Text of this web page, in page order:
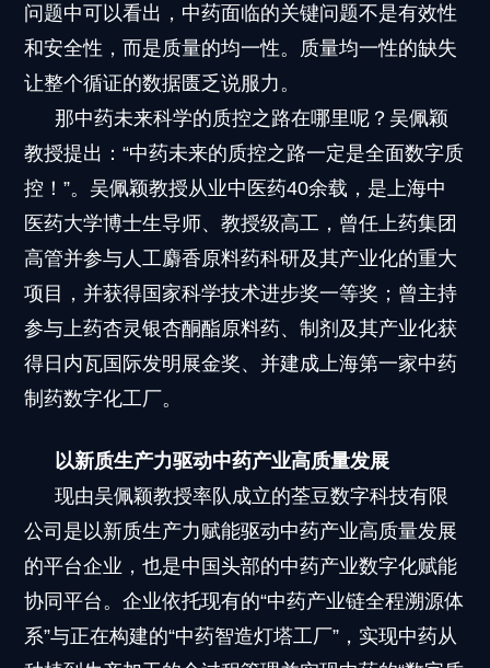
问题中可以看出，中药面临的关键问题不是有效性
和安全性，而是质量的均一性。质量均一性的缺失
让整个循证的数据匮乏说服力。
那中药未来科学的质控之路在哪里呢？吴佩颖
教授提出：“中药未来的质控之路一定是全面数字质
控！”。吴佩颖教授从业中医药40余载，是上海中
医药大学博士生导师、教授级高工，曾任上药集团
高管并参与人工麝香原料药科研及其产业化的重大
项目，并获得国家科学技术进步奖一等奖；曾主持
参与上药杏灵银杏酮酯原料药、制剂及其产业化获
得日内瓦国际发明展金奖、并建成上海第一家中药
制药数字化工厂。
以新质生产力驱动中药产业高质量发展
现由吴佩颖教授率队成立的荃豆数字科技有限
公司是以新质生产力赋能驱动中药产业高质量发展
的平台企业，也是中国头部的中药产业数字化赋能
协同平台。企业依托现有的“中药产业链全程溯源体
系”与正在构建的“中药智造灯塔工厂”，实现中药从